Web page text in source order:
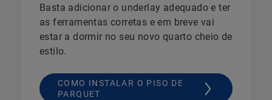
Basta adicionar o underlay adequado e ter
as ferramentas corretas e em breve vai
estar a dormir no seu novo quarto cheio de
estilo.
COMO INSTALAR O PISO DE
PARQUET